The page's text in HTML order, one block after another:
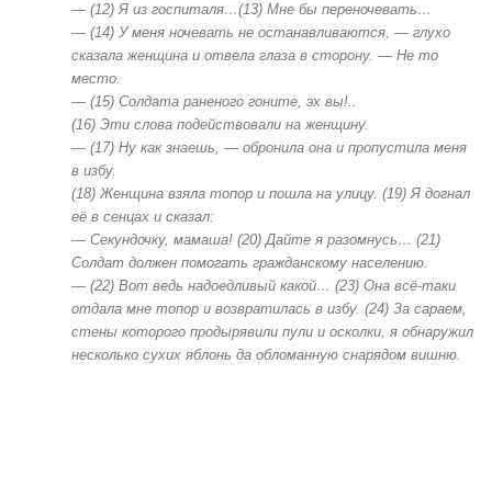
— (12) Я из госпиталя…(13) Мне бы переночевать…
— (14) У меня ночевать не останавливаются, — глухо
сказала женщина и отвела глаза в сторону. — Не то
место.
— (15) Солдата раненого гоните, эх вы!..
(16) Эти слова подействовали на женщину.
— (17) Ну как знаешь, — обронила она и пропустила меня
в избу.
(18) Женщина взяла топор и пошла на улицу. (19) Я догнал
её в сенцах и сказал:
— Секундочку, мамаша! (20) Дайте я разомнусь… (21)
Солдат должен помогать гражданскому населению.
— (22) Вот ведь надоедливый какой… (23) Она всё-таки
отдала мне топор и возвратилась в избу. (24) За сараем,
стены которого продырявили пули и осколки, я обнаружил
несколько сухих яблонь да обломанную снарядом вишню.